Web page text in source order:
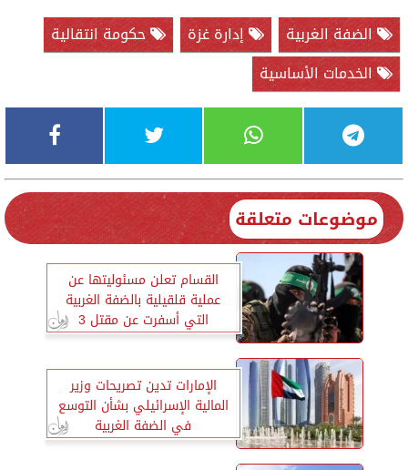
الضفة الغربية
إدارة غزة
حكومة انتقالية
الخدمات الأساسية
موضوعات متعلقة
القسام تعلن مسئوليتها عن
عملية قلقيلية بالضفة الغربية
التي أسفرت عن مقتل 3
إسرائيليين
الإمارات تدين تصريحات وزير
المالية الإسرائيلي بشأن التوسع
في الضفة الغربية